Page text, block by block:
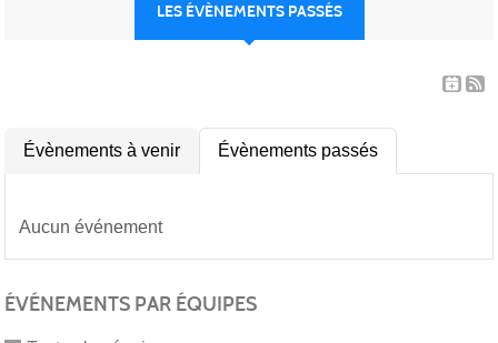
LES ÉVÈNEMENTS PASSÉS
Évènements à venir Évènements passés
Aucun événement
ÉVÉNEMENTS PAR ÉQUIPES